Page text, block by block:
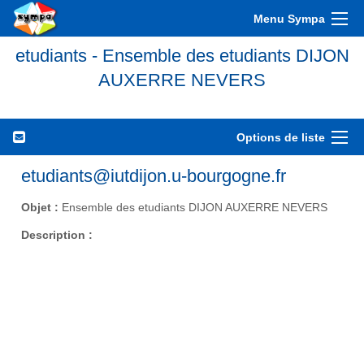
Menu Sympa
etudiants - Ensemble des etudiants DIJON
AUXERRE NEVERS
Options de liste
etudiants@iutdijon.u-bourgogne.fr
Objet : Ensemble des etudiants DIJON AUXERRE NEVERS
Description :